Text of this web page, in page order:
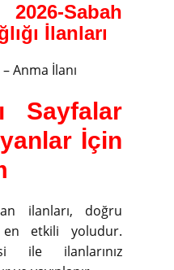
Sabah
İlanları
Anma İlanı
Sayfalar
İçin
ilanları, doğru
en etkili yoludur.
ile ilanlarınız